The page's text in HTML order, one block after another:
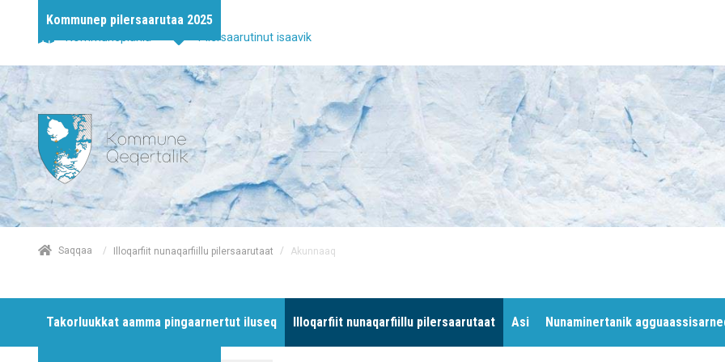
Kommunep pilersaarutaa 2025
Kommuneplania Pilersaarutinut isaavik
Saqqaa / Illoqarfiit nunaqarfiillu pilersaarutaat / Akunnaaq
Takorluukkat aamma pingaarnertut iluseq Illoqarfiit nunaqarfiillu pilersaarutaat Asi Nunaminertanik